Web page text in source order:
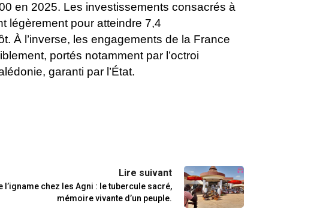
en 2025. Les investissements consacrés à
légèrement pour atteindre 7,4
À l’inverse, les engagements de la France
portés notamment par l’octroi
garanti par l’État.
Lire suivant
l’igname chez les Agni : le tubercule sacré,
mémoire vivante d’un peuple.